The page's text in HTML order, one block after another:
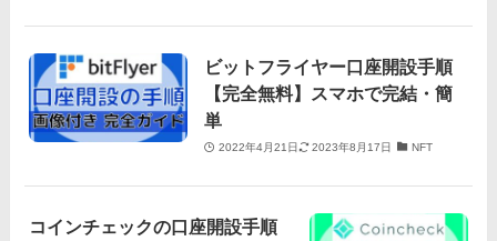
ビットフライヤー口座開設手順
【完全無料】スマホで完結・簡
単
2022年4月21日 2023年8月17日 NFT
コインチェックの口座開設手順